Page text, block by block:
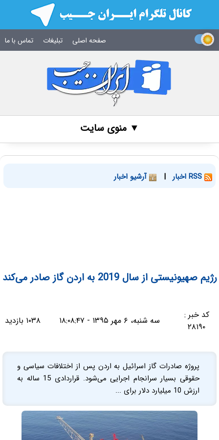
صفحه اصلی تبلیغات تماس با ما
▼ منوی سایت
| آرشیو اخبار
رژیم صهیونیستی از سال 2019 به اردن گاز صادر می‌کند
کد خبر :
۲۸۱۹۰
سه شنبه، ۶ مهر ۱۳۹۵ - ۱۸:۰۸:۴۷ ۱۰۳۸ بازدید
پروژه صادرات گاز اسرائیل به اردن پس از اختلافات سیاسی و
حقوقی بسیار سرانجام اجرایی می‌شود. قراردادی 15 ساله به
ارزش 10 میلیارد دلار برای ...